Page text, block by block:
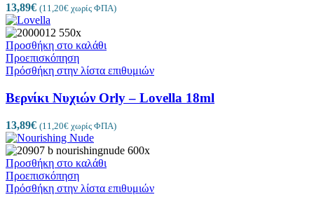
13,89€ (11,20€ χωρίς ΦΠΑ)
Προσθήκη στο καλάθι
Προεπισκόπηση
Πρόσθήκη στην λίστα επιθυμιών
Βερνίκι Νυχιών Orly – Lovella 18ml
13,89€ (11,20€ χωρίς ΦΠΑ)
Προσθήκη στο καλάθι
Προεπισκόπηση
Πρόσθήκη στην λίστα επιθυμιών